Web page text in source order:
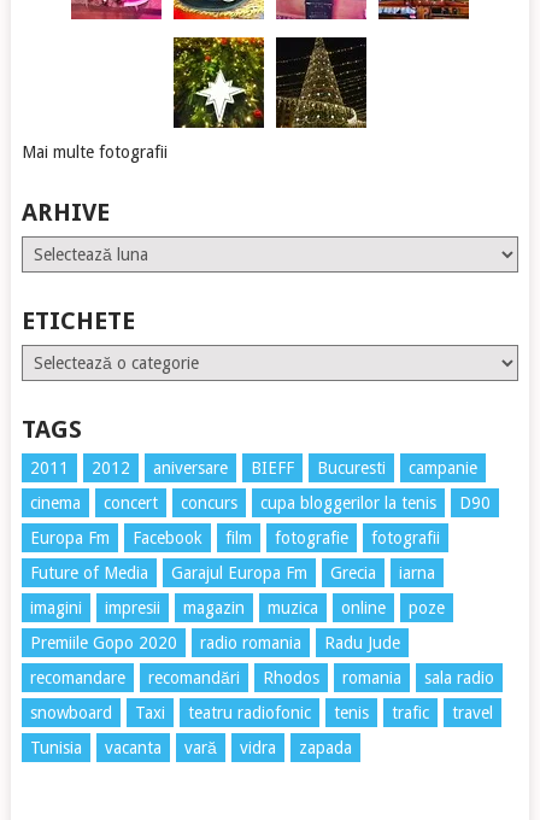
Mai multe fotografii
ARHIVE
Arhive
ETICHETE
Etichete
TAGS
2011 2012 aniversare BIEFF Bucuresti
campanie
cinema
concert concurs cupa bloggerilor la tenis
D90
Europa Fm
Facebook film fotografie
fotografii
Future of Media
Garajul Europa Fm Grecia
iarna
imagini
impresii magazin muzica online
poze
Premiile Gopo 2020
radio romania
Radu Jude
recomandare
recomandări Rhodos romania
sala radio
snowboard
Taxi teatru radiofonic tenis trafic
travel
Tunisia
vacanta vară vidra zapada